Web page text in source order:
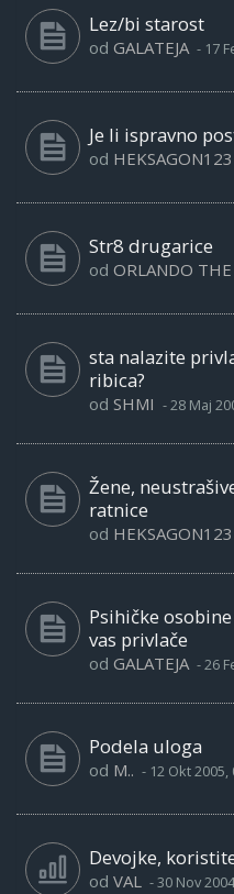
Lez/bi starost
od GALATEJA - 17
Je li ispravno
od HEKSAGON123
Str8 drugarice
od ORLANDO
sta nalazite
ribica?
od SHMI -28 Maj
Žene,
ratnice
od HEKSAGON123
Psihičke
vas privlače
od GALATEJA -26
Podela uloga
od M.. - 12 Okt 2005,
Devojke,
od VAL -30 Nov